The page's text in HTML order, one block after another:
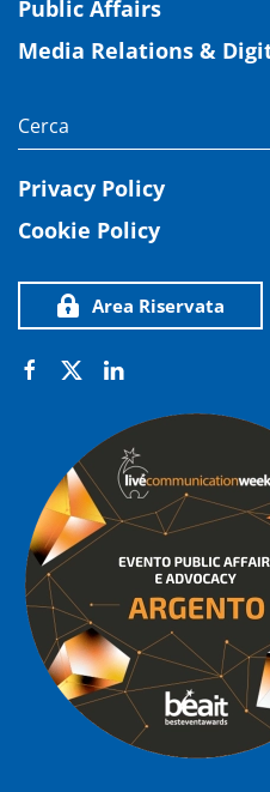
Public Affairs
Media Relations &
Privacy Policy
Cookie Policy
Area Riservata